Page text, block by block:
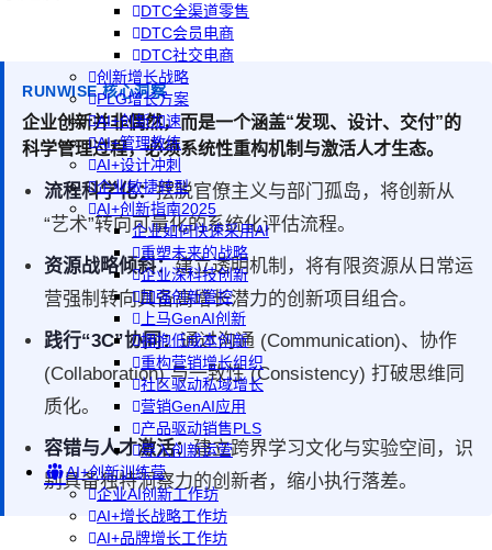
DTC全渠道零售
DTC会员电商
DTC社交电商
创新增长战略
PLG增长方案
AI+创新加速
AI+管理教练
AI+设计冲刺
企业敏捷转型
AI+创新指南2025
企业如何快速采用AI
重塑未来的战略
企业深科技创新
加强创新管控
上马GenAI创新
拥抱低成本创新
重构营销增长组织
社区驱动私域增长
营销GenAI应用
产品驱动销售PLS
导入创新运营
AI+创新训练营
企业AI创新工作坊
AI+增长战略工作坊
AI+品牌增长工作坊
RUNWISE 核心洞察
企业创新并非偶然，而是一个涵盖“发现、设计、交付”的
科学管理过程，必须系统性重构机制与激活人才生态。
流程科学化：摆脱官僚主义与部门孤岛，将创新从
“艺术”转向可量化的系统化评估流程。
资源战略倾斜：建立透明机制，将有限资源从日常运
营强制转向具备高增长潜力的创新项目组合。
践行“3C”协同：通过沟通 (Communication)、协作
(Collaboration) 与一致性 (Consistency) 打破思维同
质化。
容错与人才激活：建立跨界学习文化与实验空间，识
别具备独特洞察力的创新者，缩小执行落差。